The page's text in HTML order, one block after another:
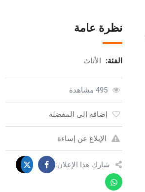
نظرة عامة
الفئة: الأثاث
495 مشاهدة
إضافة إلى المفضلة
الإبلاغ عن إساءة
شارك هذا الإعلان: